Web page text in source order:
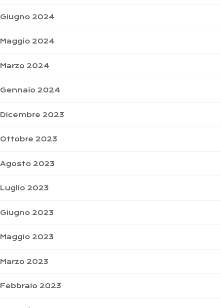
Giugno 2024
Maggio 2024
Marzo 2024
Gennaio 2024
Dicembre 2023
Ottobre 2023
Agosto 2023
Luglio 2023
Giugno 2023
Maggio 2023
Marzo 2023
Febbraio 2023